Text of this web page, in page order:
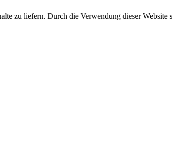
zu liefern. Durch die Verwendung dieser